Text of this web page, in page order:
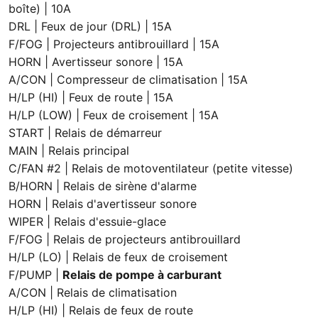
boîte) | 10A
DRL | Feux de jour (DRL) | 15A
F/FOG | Projecteurs antibrouillard | 15A
HORN | Avertisseur sonore | 15A
A/CON | Compresseur de climatisation | 15A
H/LP (HI) | Feux de route | 15A
H/LP (LOW) | Feux de croisement | 15A
START | Relais de démarreur
MAIN | Relais principal
C/FAN #2 | Relais de motoventilateur (petite vitesse)
B/HORN | Relais de sirène d'alarme
HORN | Relais d'avertisseur sonore
WIPER | Relais d'essuie-glace
F/FOG | Relais de projecteurs antibrouillard
H/LP (LO) | Relais de feux de croisement
F/PUMP | Relais de pompe à carburant
A/CON | Relais de climatisation
H/LP (HI) | Relais de feux de route